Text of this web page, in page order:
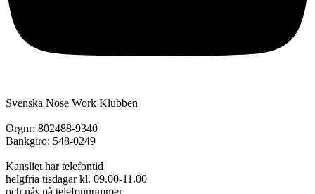
Svenska Nose Work Klubben
Orgnr: 802488-9340
Bankgiro: 548-0249
Kansliet har telefontid
helgfria tisdagar kl. 09.00-11.00